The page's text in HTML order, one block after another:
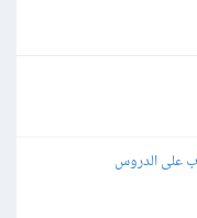
على الدروس